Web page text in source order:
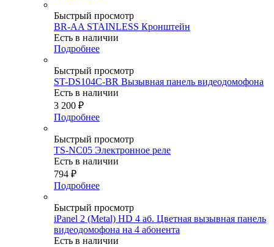
Быстрый просмотр
BR-AA STAINLESS Кронштейн
Есть в наличии
Подробнее
Быстрый просмотр
ST-DS104C-BR Вызывная панель видеодомофона
Есть в наличии
3 200 ₽
Подробнее
Быстрый просмотр
TS-NC05 Электронное реле
Есть в наличии
794 ₽
Подробнее
Быстрый просмотр
iPanel 2 (Metal) HD 4 аб. Цветная вызывная панель
видеодомофона на 4 абонента
Есть в наличии